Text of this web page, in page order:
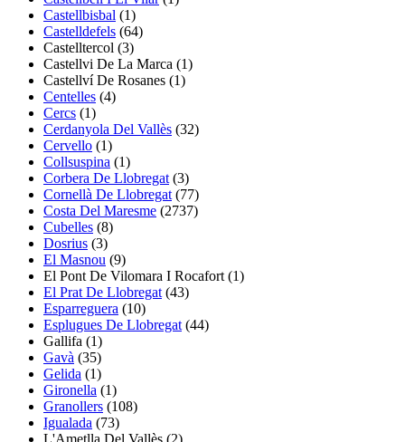
Castellbisbal (1)
Castelldefels (64)
Castelltercol (3)
Castellvi De La Marca (1)
Castellví De Rosanes (1)
Centelles (4)
Cercs (1)
Cerdanyola Del Vallès (32)
Cervello (1)
Collsuspina (1)
Corbera De Llobregat (3)
Cornellà De Llobregat (77)
Costa Del Maresme (2737)
Cubelles (8)
Dosrius (3)
El Masnou (9)
El Pont De Vilomara I Rocafort (1)
El Prat De Llobregat (43)
Esparreguera (10)
Esplugues De Llobregat (44)
Gallifa (1)
Gavà (35)
Gelida (1)
Gironella (1)
Granollers (108)
Igualada (73)
L'Ametlla Del Vallès (2)